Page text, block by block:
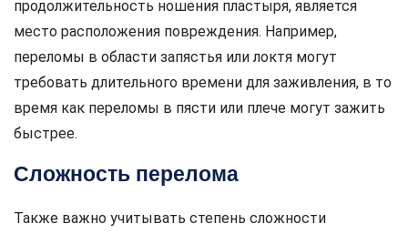
продолжительность ношения пластыря, является
место расположения повреждения. Например,
переломы в области запястья или локтя могут
требовать длительного времени для заживления, в то
время как переломы в пясти или плече могут зажить
быстрее.
Сложность перелома
Также важно учитывать степень сложности